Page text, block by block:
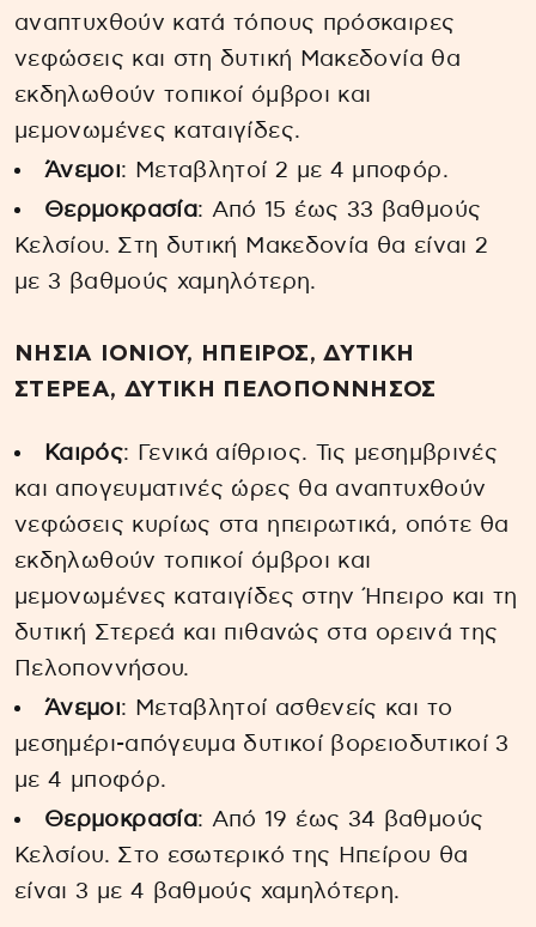
αναπτυχθούν κατά τόπους πρόσκαιρες
νεφώσεις και στη δυτική Μακεδονία θα
εκδηλωθούν τοπικοί όμβροι και
μεμονωμένες καταιγίδες.
Άνεμοι: Μεταβλητοί 2 με 4 μποφόρ.
Θερμοκρασία: Από 15 έως 33 βαθμούς
Κελσίου. Στη δυτική Μακεδονία θα είναι 2
με 3 βαθμούς χαμηλότερη.
ΝΗΣΙΑ ΙΟΝΙΟΥ, ΗΠΕΙΡΟΣ, ΔΥΤΙΚΗ
ΣΤΕΡΕΑ, ΔΥΤΙΚΗ ΠΕΛΟΠΟΝΝΗΣΟΣ
Καιρός: Γενικά αίθριος. Τις μεσημβρινές
και απογευματινές ώρες θα αναπτυχθούν
νεφώσεις κυρίως στα ηπειρωτικά, οπότε θα
εκδηλωθούν τοπικοί όμβροι και
μεμονωμένες καταιγίδες στην Ήπειρο και τη
δυτική Στερεά και πιθανώς στα ορεινά της
Πελοποννήσου.
Άνεμοι: Μεταβλητοί ασθενείς και το
μεσημέρι-απόγευμα δυτικοί βορειοδυτικοί 3
με 4 μποφόρ.
Θερμοκρασία: Από 19 έως 34 βαθμούς
Κελσίου. Στο εσωτερικό της Ηπείρου θα
είναι 3 με 4 βαθμούς χαμηλότερη.